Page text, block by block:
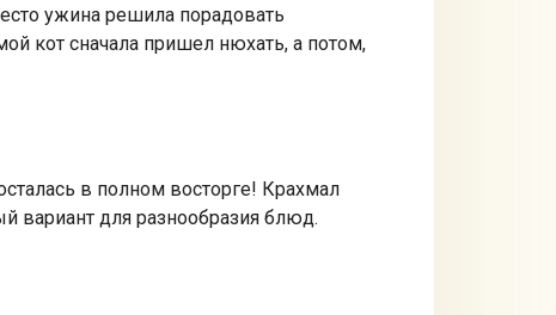
ужина решила порадовать
кот сначала пришел нюхать, а потом,
в полном восторге! Крахмал
вариант для разнообразия блюд.